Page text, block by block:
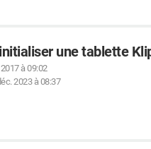
une tablette
à 09:02
2023 à 08:37